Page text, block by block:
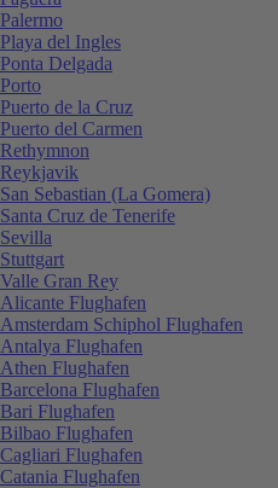
Palermo
Playa del Ingles
Ponta Delgada
Porto
Puerto de la Cruz
Puerto del Carmen
Rethymnon
Reykjavik
San Sebastian (La Gomera)
Santa Cruz de Tenerife
Sevilla
Stuttgart
Valle Gran Rey
Alicante Flughafen
Amsterdam Schiphol Flughafen
Antalya Flughafen
Athen Flughafen
Barcelona Flughafen
Bari Flughafen
Bilbao Flughafen
Cagliari Flughafen
Catania Flughafen